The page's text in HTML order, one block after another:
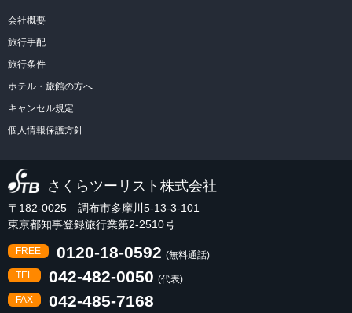
会社概要
旅行手配
旅行条件
ホテル・旅館の方へ
キャンセル規定
個人情報保護方針
さくらツーリスト株式会社
〒182-0025 調布市多摩川5-13-3-101
東京都知事登録旅行業第2-2510号
FREE 0120-18-0592 (無料通話)
TEL
042-482-0050 (代表)
FAX
042-485-7168